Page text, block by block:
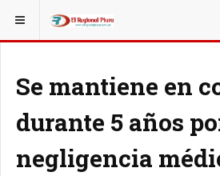
ESTÁ AQUÍ: REGIÓN PIURA
Se mantiene en
durante 5 años
negligencia